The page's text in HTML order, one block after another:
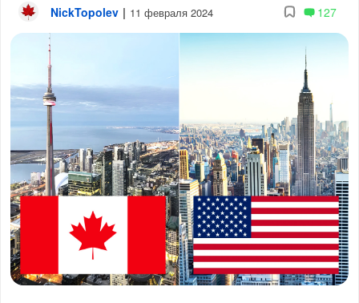
NickTopolev | 11 февраля 2024 127